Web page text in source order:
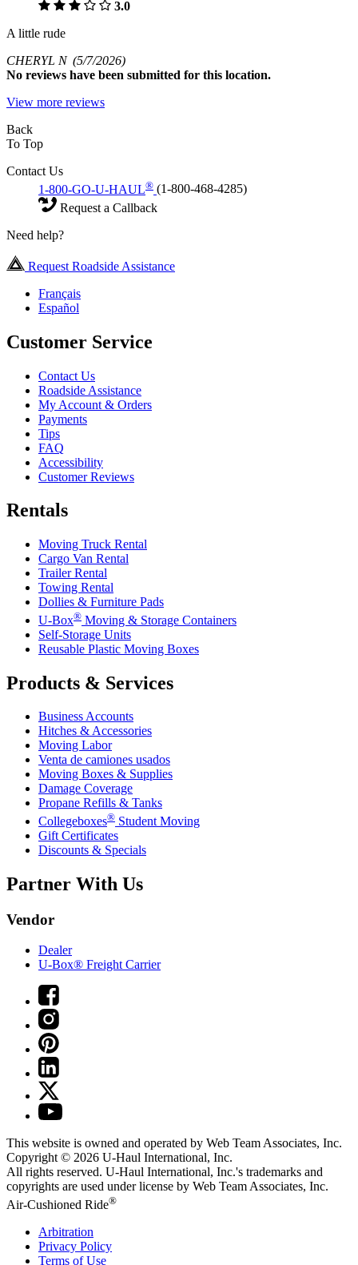
3.0
A little rude
CHERYL N (5/7/2026)
No reviews have been submitted for this location.
View more reviews
Back
To Top
Contact Us
1-800-GO-U-HAUL® (1-800-468-4285)
Request a Callback
Need help?
Request Roadside Assistance
Français
Español
Customer Service
Contact Us
Roadside Assistance
My Account & Orders
Payments
Tips
FAQ
Accessibility
Customer Reviews
Rentals
Moving Truck Rental
Cargo Van Rental
Trailer Rental
Towing Rental
Dollies & Furniture Pads
U-Box® Moving & Storage Containers
Self-Storage Units
Reusable Plastic Moving Boxes
Products & Services
Business Accounts
Hitches & Accessories
Moving Labor
Venta de camiones usados
Moving Boxes & Supplies
Damage Coverage
Propane Refills & Tanks
Collegeboxes® Student Moving
Gift Certificates
Discounts & Specials
Partner With Us
Vendor
Dealer
U-Box® Freight Carrier
This website is owned and operated by Web Team Associates, Inc.
Copyright © 2026 U-Haul International, Inc.
All rights reserved. U-Haul International, Inc.'s trademarks and
copyrights are used under license by Web Team Associates, Inc.
Air-Cushioned Ride®
Arbitration
Privacy Policy
Terms of Use